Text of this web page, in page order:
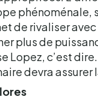
phénoménale,
de rivaliser
plus de
Lopez, c’est
devra assurer